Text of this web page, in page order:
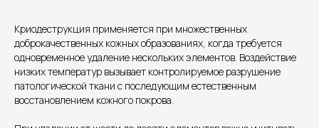
Криодеструкция применяется при множественных
доброкачественных кожных образованиях, когда требуется
одновременное удаление нескольких элементов. Воздействие
низких температур вызывает контролируемое разрушение
патологической ткани с последующим естественным
восстановлением кожного покрова.
Контакты